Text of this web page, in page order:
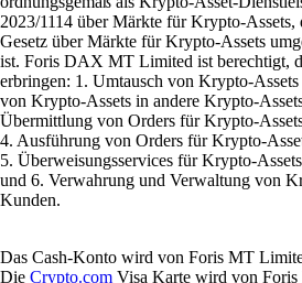
2023/1114 über Märkte für Krypto-Assets,
Gesetz über Märkte für Krypto-Assets
ist. Foris DAX MT Limited ist berechtigt,
erbringen: 1. Umtausch von Krypto-
von Krypto-Assets in andere Krypto-
Übermittlung von Orders für Krypto-
4. Ausführung von Orders für Krypto-
5. Überweisungsservices für Krypto-
und 6. Verwahrung und Verwaltung von
Kunden.
Das Cash-Konto wird von Foris MT
Die Crypto.com Visa Karte wird von